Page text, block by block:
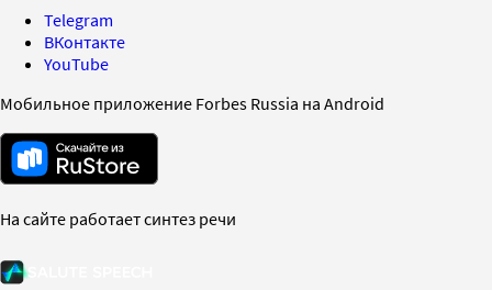
Telegram
ВКонтакте
YouTube
Мобильное приложение Forbes Russia на Android
На сайте работает синтез речи